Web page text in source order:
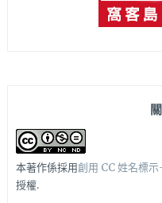
本著作係採用創用 CC 姓名標
授權.